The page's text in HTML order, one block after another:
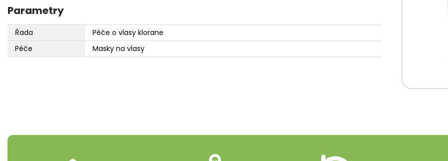
Parametry
Řada
Péče o vlasy klorane
Péče
Masky na vlasy